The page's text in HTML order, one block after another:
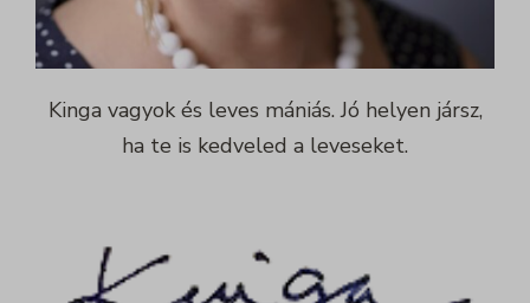
Kinga vagyok és leves mániás. Jó helyen jársz,
ha te is kedveled a leveseket.